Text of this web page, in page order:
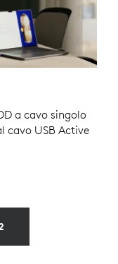
a cavo singolo
cavo USB Active